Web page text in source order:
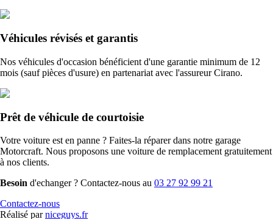
Véhicules révisés et garantis
Nos véhicules d'occasion bénéficient d'une garantie minimum de 12
mois (sauf pièces d'usure) en partenariat avec l'assureur Cirano.
Prêt de véhicule de courtoisie
Votre voiture est en panne ? Faites-la réparer dans notre garage
Motorcraft. Nous proposons une voiture de remplacement gratuitement
à nos clients.
Besoin d'echanger ? Contactez-nous au 03 27 92 99 21
Contactez-nous
Réalisé par niceguys.fr